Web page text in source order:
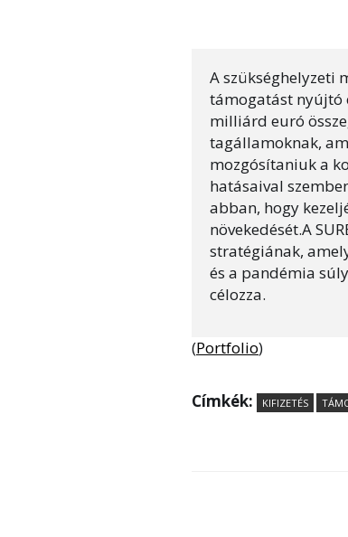
A szükséghelyzeti
támogatást nyújtó
milliárd euró
tagállamoknak,
mozgósítaniuk a
hatásaival
abban, hogy
növekedését.A
stratégiának,
és a pandémia
célozza.
(Portfolio)
Címkék: KIFIZETÉS